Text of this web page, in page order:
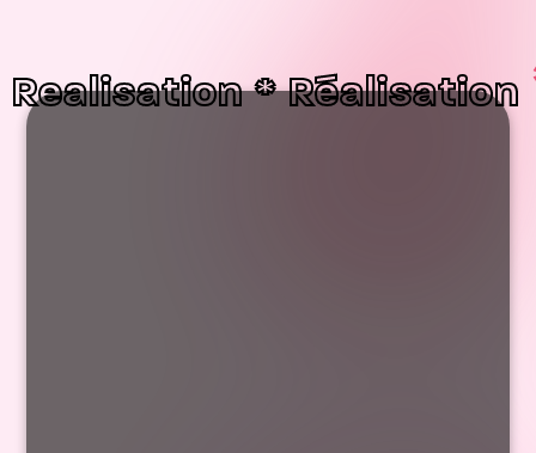
Realisation * Réalisation